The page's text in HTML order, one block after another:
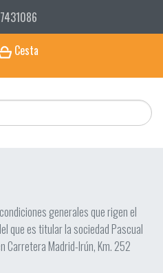
Cesta
generales que rigen el
que es titular la sociedad Pascual
Carretera Madrid-Irún, Km. 252